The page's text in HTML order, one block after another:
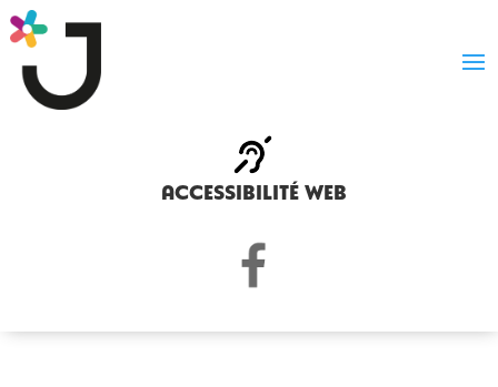
accessibilité web